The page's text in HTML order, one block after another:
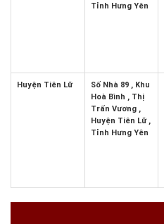
Tỉnh Hưng Yên
Huyện Tiên Lữ
Số Nhà 89 , Khu
Hoà Bình , Thị
Trấn Vương ,
Huyện Tiên Lữ ,
Tỉnh Hưng Yên